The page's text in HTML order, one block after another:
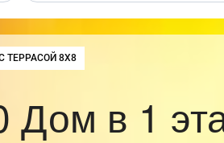
ТЕРРАСОЙ 8Х8
в 1